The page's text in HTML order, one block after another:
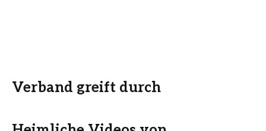
Verband greift durch